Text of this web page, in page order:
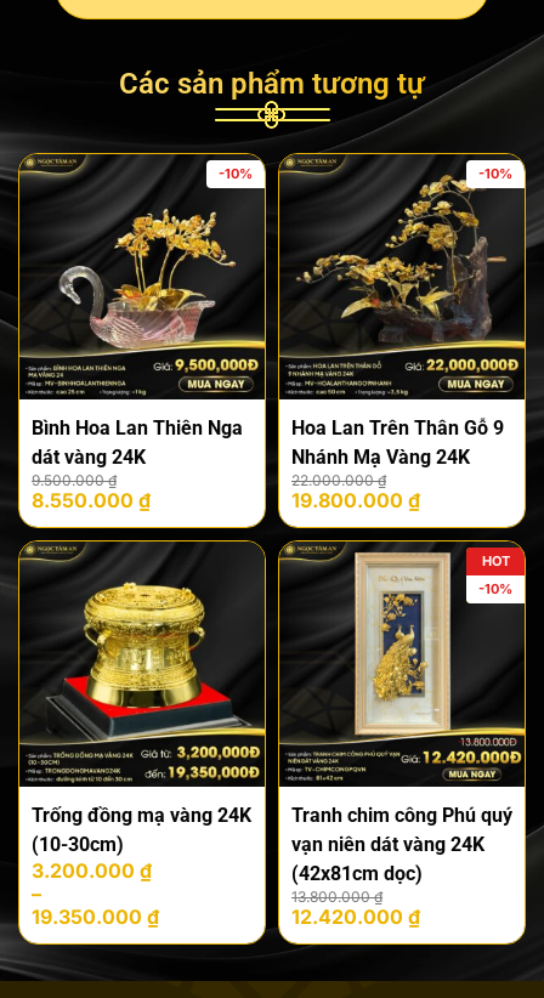
Các sản phẩm tương tự
-10%
Bình Hoa Lan Thiên Nga
dát vàng 24K
9.500.000₫
Giá
gốc
là:
9.500.000 ₫.
8.550.000 ₫
Giá
hiện
tại
là:
8.550.000 ₫.
-10%
Hoa Lan Trên Thân Gỗ 9
Nhánh Mạ Vàng 24K
22.000.000₫
Giá
gốc
là:
22.000.000 ₫.
19.800.000 ₫
Giá
hiện
tại
là:
19.800.000 ₫.
Trống đồng mạ vàng 24K
(10-30cm)
3.200.000 ₫
–
19.350.000 ₫
Khoảng
giá:
từ
3.200.000 ₫
đến
19.350.000 ₫
HOT
-10%
Tranh chim công Phú quý
vạn niên dát vàng 24K
(42x81cm dọc)
13.800.000₫
Giá
gốc
là:
12.420.000 ₫
Giá
hiện
tại